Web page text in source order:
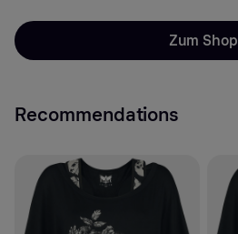
Zum Shop
Recommendations